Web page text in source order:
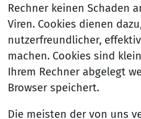
Rechner keinen Schaden
Viren. Cookies dienen
nutzerfreundlicher,
machen. Cookies sind
Ihrem Rechner abgelegt
Browser speichert.
Die meisten der von uns